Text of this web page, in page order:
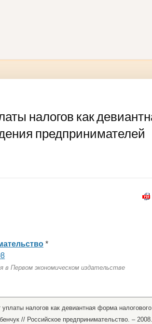
налогов как
предпринимателей
*
Первом экономическом издательстве
налогов как девиантная форма
// Российское предпринимательство. –